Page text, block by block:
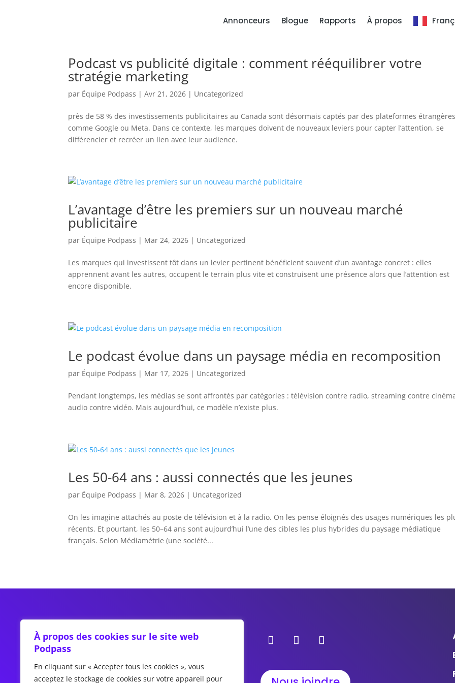
À propos des cookies sur le site web
Podpass
En cliquant sur « Accepter tous les cookies », vous
acceptez le stockage de cookies sur votre appareil pour
Annonceurs Blogue Rapports À propos
Podcast vs publicité digitale : comment rééquilibrer votre
stratégie marketing
par Équipe Podpass |Avr 21, 2026 | Uncategorized
près de 58 % des investissements publicitaires au Canada sont désormais captés par des plateformes
comme Google ou Meta. Dans ce contexte, les marques doivent de nouveaux leviers pour capter l’attention, se
différencier et recréer un lien avec leur audience.
L’avantage d’être les premiers sur un nouveau marché
publicitaire
par Équipe Podpass | Mar 24, 2026 | Uncategorized
Les marques qui investissent tôt dans un levier pertinent bénéficient souvent d’un avantage concret : elles
apprennent avant les autres, occupent le terrain plus vite et construisent une présence alors que l’attention est
encore disponible.
Le podcast évolue dans un paysage média en recomposition
par Équipe Podpass | Mar 17, 2026 | Uncategorized
Pendant longtemps, les médias se sont affrontés par catégories : télévision contre radio, streaming contre
audio contre vidéo. Mais aujourd’hui, ce modèle n’existe plus.
Les 50-64 ans : aussi connectés que les jeunes
par Équipe Podpass | Mar 8, 2026 | Uncategorized
On les imagine attachés au poste de télévision et à la radio. On les pense éloignés des usages numériques les
récents. Et pourtant, les 50–64 ans sont aujourd’hui l’une des cibles les plus hybrides du paysage médiatique
français. Selon Médiamétrie (une société...